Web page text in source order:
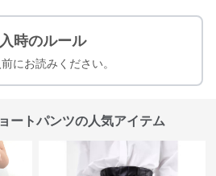
時のルール
にお読みください。
ートパンツの人気アイテム